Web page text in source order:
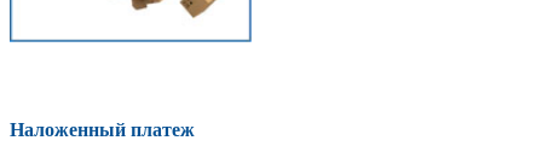
Наложенный платеж